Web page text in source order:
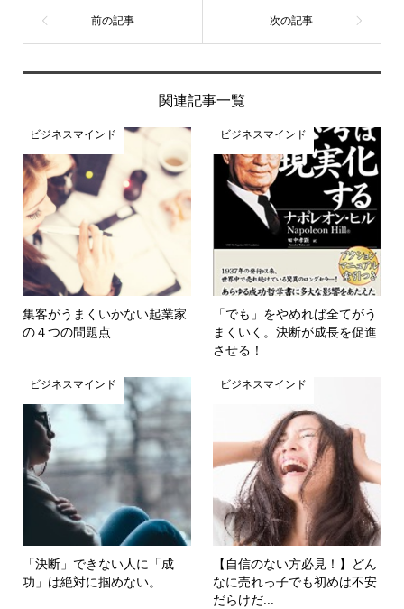
関連記事一覧
ビジネスマインド
集客がうまくいかない起業家
の４つの問題点
ビジネスマインド
「でも」をやめれば全てがう
まくいく。決断が成長を促進
させる！
ビジネスマインド
「決断」できない人に「成
功」は絶対に掴めない。
ビジネスマインド
【自信のない方必見！】どん
なに売れっ子でも初めは不安
だらけだ...